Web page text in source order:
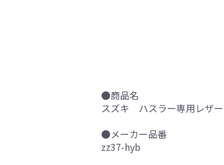
●商品名
スズキ ハスラー専用レザー
●メーカー品番
zz37-hyb